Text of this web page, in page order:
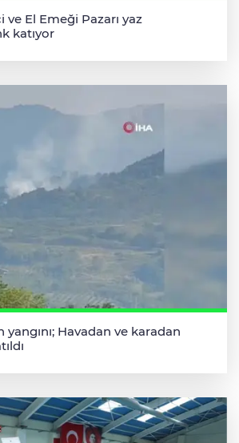
ve El Emeği Pazarı yaz
katıyor
Havadan ve karadan